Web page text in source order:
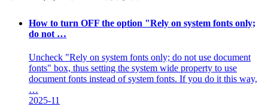
How to turn OFF the option "Rely on system fonts only;
do not …
Uncheck "Rely on system fonts only; do not use document
fonts" box, thus setting the system wide property to use
document fonts instead of system fonts. If you do it this way,
…
2025-11